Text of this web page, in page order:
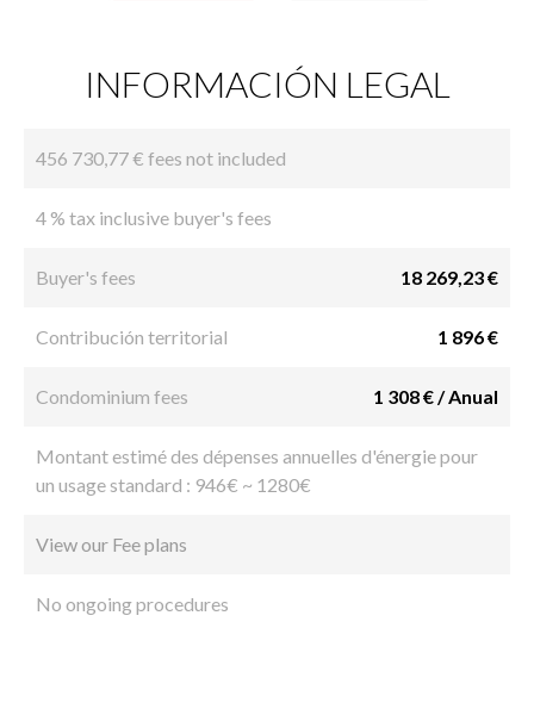
INFORMACIÓN LEGAL
456 730,77 € fees not included
4 % tax inclusive buyer's fees
Buyer's fees 18 269,23 €
Contribución territorial 1 896 €
Condominium fees 1 308 € / Anual
Montant estimé des dépenses annuelles d'énergie pour
un usage standard : 946€ ~ 1280€
View our Fee plans
No ongoing procedures